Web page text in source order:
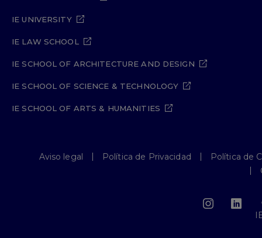
IE UNIVERSITY
IE LAW SCHOOL
IE SCHOOL OF ARCHITECTURE AND DESIGN
IE SCHOOL OF SCIENCE & TECHNOLOGY
IE SCHOOL OF ARTS & HUMANITIES
Aviso legal Política de Privacidad
Política de